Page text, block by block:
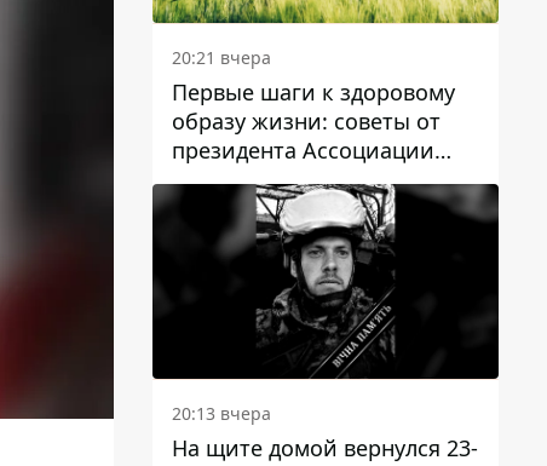
20:21 вчера
Первые шаги к здоровому
образу жизни: советы от
президента Ассоциации
диетологов Украины
20:13 вчера
На щите домой вернулся 23-